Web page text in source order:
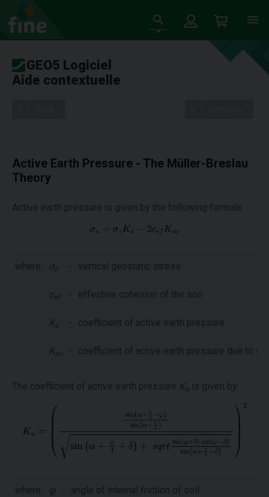
GEO5 Logiciel
Aide contextuelle
Active Earth Pressure - The Müller-Breslau
Theory
Active earth pressure is given by the following formula:
where: σz - vertical geostatic stress
c ef - effective cohesion of the soil
K a - coefficient of active earth pressure
K ac - coefficient of active earth pressure due to
The coefficient of active earth pressure Ka is given by:
where: φ - angle of internal friction of soil